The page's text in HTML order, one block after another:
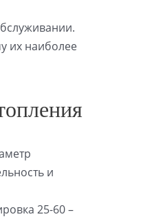
их наиболее
и
25-60 –